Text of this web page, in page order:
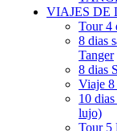
VIAJES DE
Tour 4
8 dias
Tanger
8 dias
Viaje 8
10
lujo)
Tour 5